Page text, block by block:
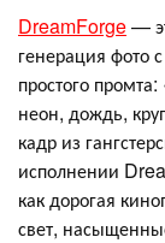
DreamForge—
генерация фото
простого
неон, дождь,
кадр из
исполнении
как дорогая
свет,